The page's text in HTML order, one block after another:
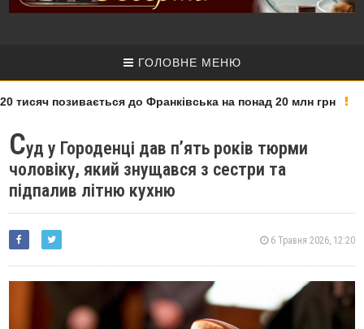
ГОЛОВНЕ МЕНЮ
позивається до Франківська на понад 20 млн грн
Суд у Городенці дав п’ять років тюрми
чоловіку, який знущався з сестри та
підпалив літню кухню
6 Травня 2026, 12:20